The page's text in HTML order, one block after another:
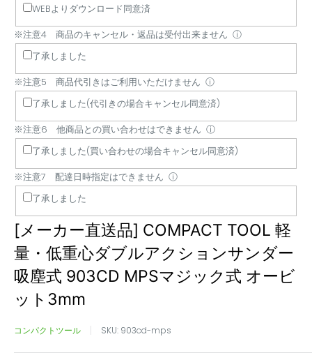
つ
い
て
際
に
ド
ラ
イ
バ
ー
は
荷
ろ
し
業
は
行
い
ま
ん
領
収
書
は
同
梱
で
き
ま
ん
WEBよりダウンロード同意済
※注意4 商品のキャンセル・返品は受付出来ません ⓘ
キ
ャ
ン
セ
ル・
返
品
は
受
出
来
せ
ん
了承しました
※注意5 商品代引きはご利用いただけません ⓘ
引
き
は
ご
利
用
い
た
だ
ま
せ
了承しました(代引きの場合キャンセル同意済)
※注意6 他商品との買い合わせはできません ⓘ
と
の
買
い
合
わ
せ
は
で
ま
せ
了承しました(買い合わせの場合キャンセル同意済)
※注意7 配達日時指定はできません ⓘ
時
指
定
は
で
き
ま
せ
ん
了承しました
[メーカー直送品] COMPACT TOOL 軽
量・低重心ダブルアクションサンダー
吸塵式 903CD MPSマジック式 オービ
ット3mm
コンパクトツール SKU: 903cd-mps